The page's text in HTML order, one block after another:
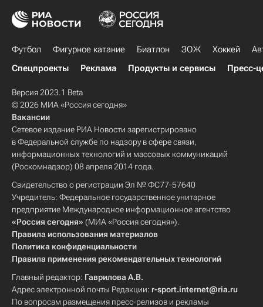
Футбол Фигурное катание Биатлон ЗОЖ Хоккей
Спецпроекты
Реклама Продукты и сервисы Пресс-
Версия 2023.1 Beta
© 2026 МИА «Россия сегодня»
Вакансии
Сетевое издание РИА Новости зарегистрировано
в Федеральной службе по надзору в сфере связи,
информационных технологий и массовых коммуникаций
(Роскомнадзор) 08 апреля 2014 года.
Свидетельство о регистрации Эл № ФС77-57640
Учредитель: Федеральное государственное унитарное
предприятие Международное информационное агентство
«Россия сегодня» (МИА «Россия сегодня»).
Правила использования материалов
Политика конфиденциальности
Правила применения рекомендательных технологий
Главный редактор: Гаврилова А.В.
Адрес электронной почты Редакции: r-sport.internet@ria.ru
По вопросам размещения пресс-релизов и рекламы